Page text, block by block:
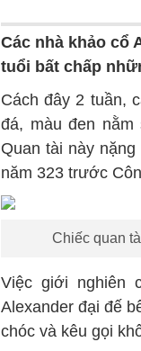
Các nhà khảo cổ
tuổi bất chấp
Cách đây 2 tuần,
đá, màu đen nằm
Quan tài này
năm 323 trước
Chiếc quan
Việc giới nghiên
Alexander đại đế
chóc và kêu gọi